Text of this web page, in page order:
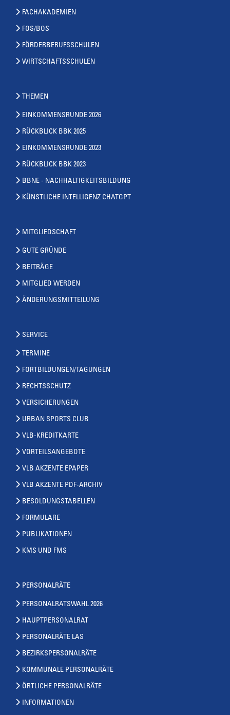
FACHAKADEMIEN
FOS/BOS
FÖRDERBERUFSSCHULEN
WIRTSCHAFTSSCHULEN
THEMEN
EINKOMMENSRUNDE 2026
RÜCKBLICK BBK 2025
EINKOMMENSRUNDE 2023
RÜCKBLICK BBK 2023
BBNE - NACHHALTIGKEITSBILDUNG
KÜNSTLICHE INTELLIGENZ CHATGPT
MITGLIEDSCHAFT
GUTE GRÜNDE
BEITRÄGE
MITGLIED WERDEN
ÄNDERUNGSMITTEILUNG
SERVICE
TERMINE
FORTBILDUNGEN/TAGUNGEN
RECHTSSCHUTZ
VERSICHERUNGEN
URBAN SPORTS CLUB
VLB-KREDITKARTE
VORTEILSANGEBOTE
VLB AKZENTE EPAPER
VLB AKZENTE PDF-ARCHIV
BESOLDUNGSTABELLEN
FORMULARE
PUBLIKATIONEN
KMS UND FMS
PERSONALRÄTE
PERSONALRATSWAHL 2026
HAUPTPERSONALRAT
PERSONALRÄTE LAS
BEZIRKSPERSONALRÄTE
KOMMUNALE PERSONALRÄTE
ÖRTLICHE PERSONALRÄTE
INFORMATIONEN